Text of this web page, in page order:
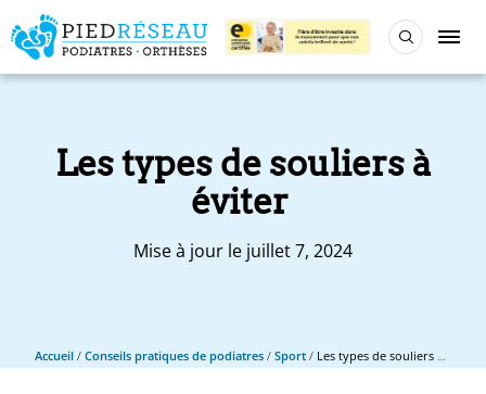
Les types de souliers à
éviter
Mise à jour le juillet 7, 2024
Accueil / Conseils pratiques de podiatres / Sport / Les types de souliers à éviter